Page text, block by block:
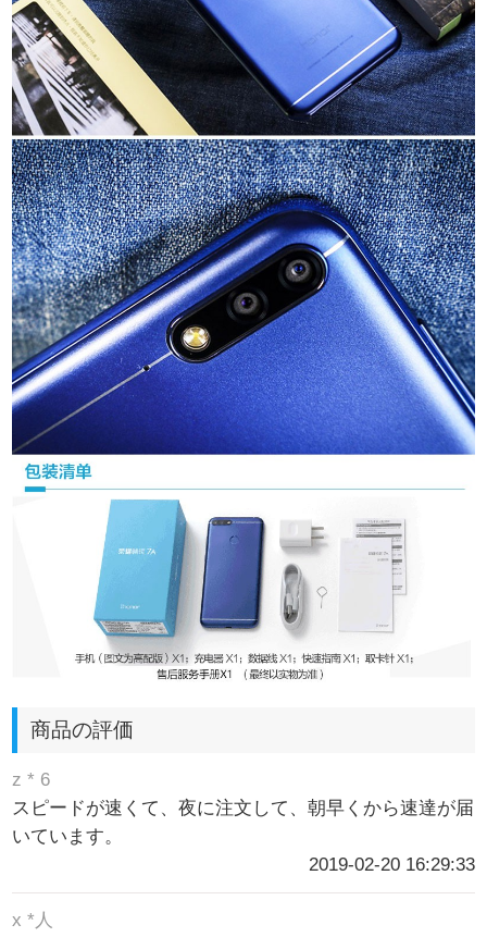
商品の評価
z * 6
スピードが速くて、夜に注文して、朝早くから速達が届
いています。
2019-02-20 16:29:33
x *人